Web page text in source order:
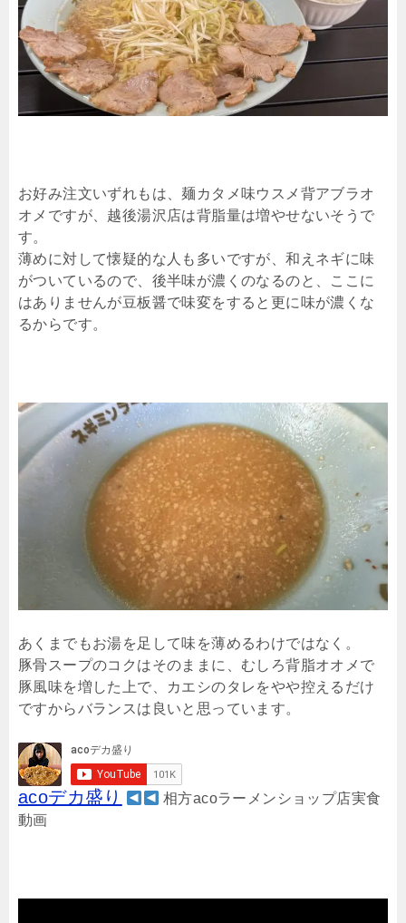
お好み注文いずれもは、麺カタメ味ウスメ背アブラオ
オメですが、越後湯沢店は背脂量は増やせないそうで
す。
薄めに対して懐疑的な人も多いですが、和えネギに味
がついているので、後半味が濃くのなるのと、ここに
はありませんが豆板醤で味変をすると更に味が濃くな
るからです。
あくまでもお湯を足して味を薄めるわけではなく。
豚骨スープのコクはそのままに、むしろ背脂オオメで
豚風味を増した上で、カエシのタレをやや控えるだけ
ですからバランスは良いと思っています。
acoデカ盛り
相方acoラーメンショップ店実食
動画